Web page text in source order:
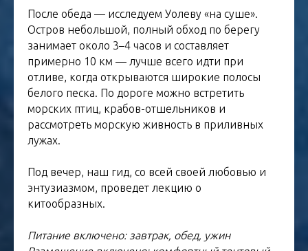
После обеда — исследуем Уолеву «на суше».
Остров небольшой, полный обход по берегу
занимает около 3–4 часов и составляет
примерно 10 км — лучше всего идти при
отливе, когда открываются широкие полосы
белого песка. По дороге можно встретить
морских птиц, крабов-отшельников и
рассмотреть морскую живность в приливных
лужах.
Под вечер, наш гид, со всей своей любовью и
энтузиазмом, проведет лекцию о
китообразных.
Питание включено: завтрак, обед, ужин